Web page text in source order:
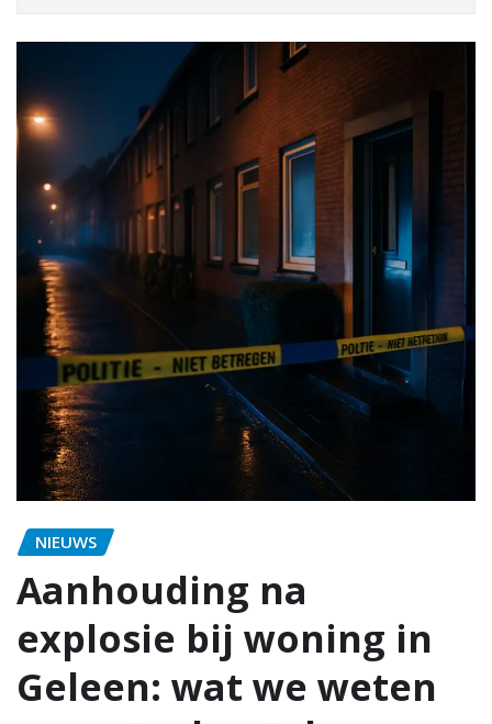
NIEUWS
Aanhouding na
explosie bij woning in
Geleen: wat we weten